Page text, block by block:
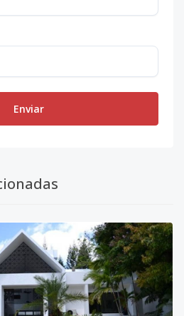
Enviar